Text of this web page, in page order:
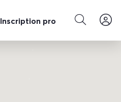
Inscription pro